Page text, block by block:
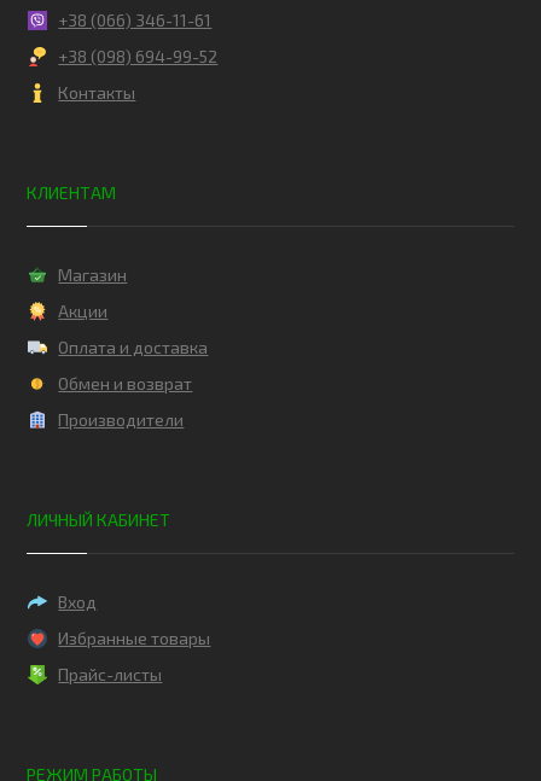
+38 (066) 346-11-61
+38 (098) 694-99-52
Контакты
КЛИЕНТАМ
Магазин
Акции
Оплата и доставка
Обмен и возврат
Производители
ЛИЧНЫЙ КАБИНЕТ
Вход
Избранные товары
Прайс-листы
РЕЖИМ РАБОТЫ